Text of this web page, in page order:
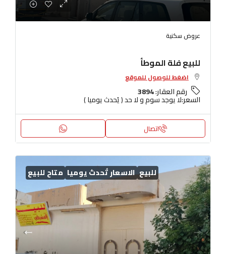
عروض سكنية
للبيع فلة الموطأ
اضغط للوصول للموقع
رقم العقار:3894
السعر:لا يوجد سوم و لا حد ( يُحدث يوميا )
اتصال
للبيع الاسعار تُحدث يوميا متاح للبيع